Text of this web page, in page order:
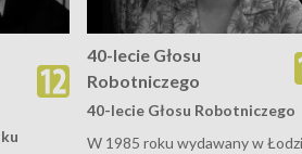
40-lecie Głosu
Robotniczego
40-lecie Głosu Robotniczego
W 1985 roku wydawany w Łodzi